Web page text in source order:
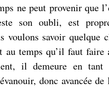
ne peut provenir que
son oubli, est
voulons savoir quelque
au temps qu’il faut
il demeure en tant
donc avancée de